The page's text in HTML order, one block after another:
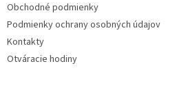
Obchodné podmienky
Podmienky ochrany osobných údajov
Kontakty
Otváracie hodiny